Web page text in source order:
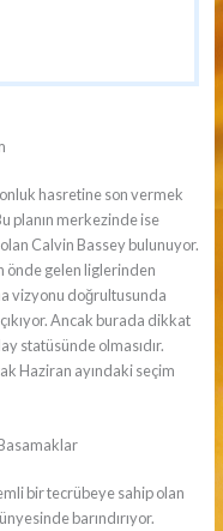
hasretine son vermek
planın merkezinde ise
Calvin Bassey bulunuyor.
önde gelen liglerinden
vizyonu doğrultusunda
Ancak burada dikkat
statüsünde olmasıdır.
Haziran ayındaki seçim
bir tecrübeye sahip olan
barındırıyor.